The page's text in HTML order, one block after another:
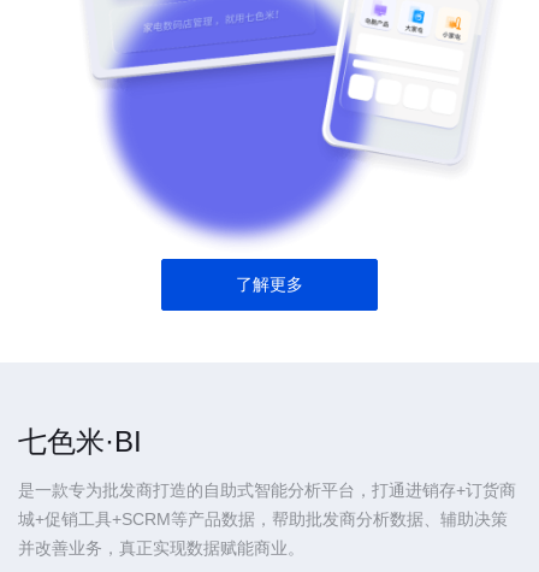
了解更多
七色米·BI
是一款专为批发商打造的自助式智能分析平台，打通进销存+订货商
城+促销工具+SCRM等产品数据，帮助批发商分析数据、辅助决策
并改善业务，真正实现数据赋能商业。